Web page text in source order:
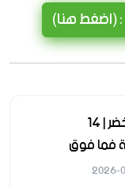
(اضغط هنا)
شركة نيوم للهيدروجين الأخضر | 14
فما فوق